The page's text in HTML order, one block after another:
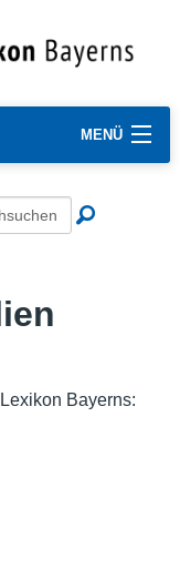
MENÜ
Bayerns: